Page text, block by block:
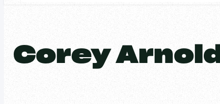
Corey